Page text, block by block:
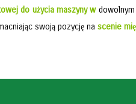
do użycia maszyny w
swoją pozycję na scenie